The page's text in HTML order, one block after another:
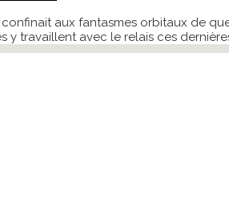
aux fantasmes orbitaux de
y travaillent avec le relais ces